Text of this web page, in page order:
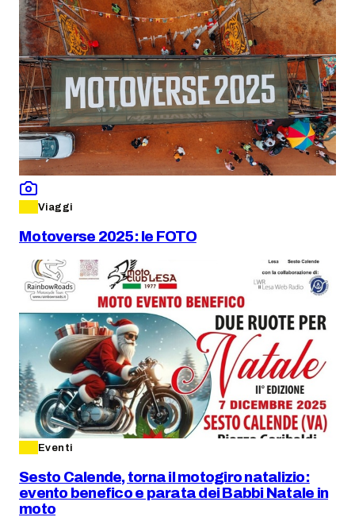
Viaggi
Motoverse 2025: le FOTO
Eventi
Sesto Calende, torna il motogiro natalizio:
evento benefico e parata dei Babbi Natale in
moto